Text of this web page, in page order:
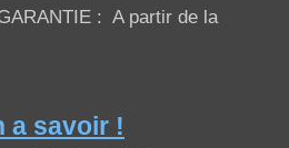
: A partir de la
a savoir !